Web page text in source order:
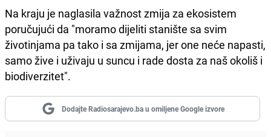
Na kraju je naglasila važnost zmija za ekosistem
poručujući da "moramo dijeliti stanište sa svim
životinjama pa tako i sa zmijama, jer one neće napasti,
samo žive i uživaju u suncu i rade dosta za naš okoliš i
biodiverzitet".
Dodajte Radiosarajevo.ba u omiljene Google izvore